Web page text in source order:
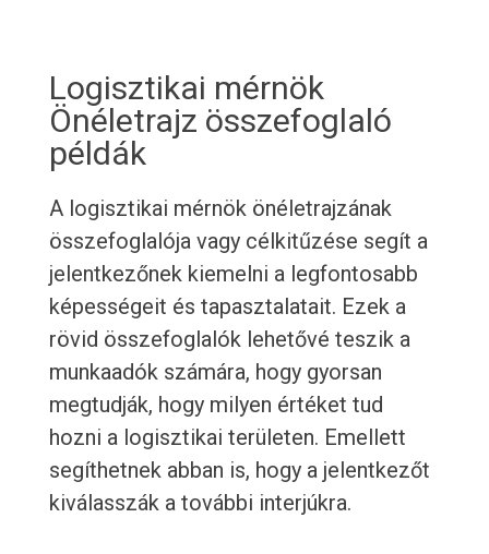
Logisztikai mérnök
Önéletrajz összefoglaló
példák
A logisztikai mérnök önéletrajzának
összefoglalója vagy célkitűzése segít a
jelentkezőnek kiemelni a legfontosabb
képességeit és tapasztalatait. Ezek a
rövid összefoglalók lehetővé teszik a
munkaadók számára, hogy gyorsan
megtudják, hogy milyen értéket tud
hozni a logisztikai területen. Emellett
segíthetnek abban is, hogy a jelentkezőt
kiválasszák a további interjúkra.